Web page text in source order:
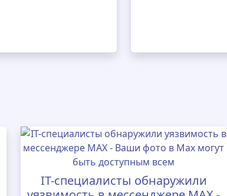
IT-специалисты обнаружили